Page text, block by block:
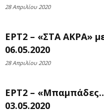
28 Απριλίου 2020
ΕΡΤ2 – «ΣΤΑ ΑΚΡΑ»
06.05.2020
28 Απριλίου 2020
ΕΡΤ2 –
03.05.2020